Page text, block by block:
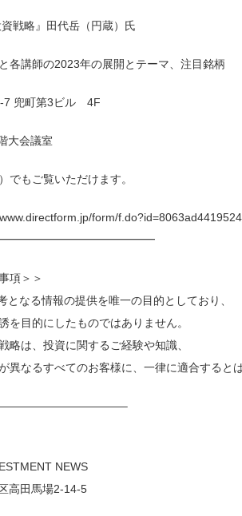
戦略』田代岳（円蔵）氏
各講師の2023年の展開とテーマ、注目銘柄
7 兜町第3ビル 4F
大会議室
でもご覧いただけます。
form/
項＞＞
となる情報の提供を唯一の目的としており、
を目的にしたものではありません。
略は、投資に関するご経験や知識、
異なるすべてのお客様に、一律に適合すると
OF INVESTMENT NEWS
新宿区高田馬場2-14-5